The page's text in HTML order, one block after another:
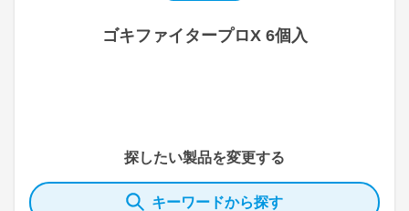
ゴキファイタープロX 6個入
探したい製品を変更する
キーワードから探す